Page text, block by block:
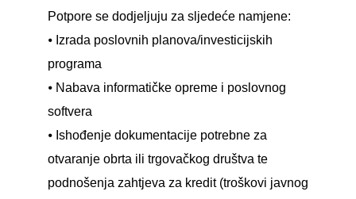
Potpore se dodjeljuju za sljedeće namjene:
⦁ Izrada poslovnih planova/investicijskih
programa
⦁ Nabava informatičke opreme i poslovnog
softvera
⦁ Ishođenje dokumentacije potrebne za
otvaranje obrta ili trgovačkog društva te
podnošenja zahtjeva za kredit (troškovi javnog